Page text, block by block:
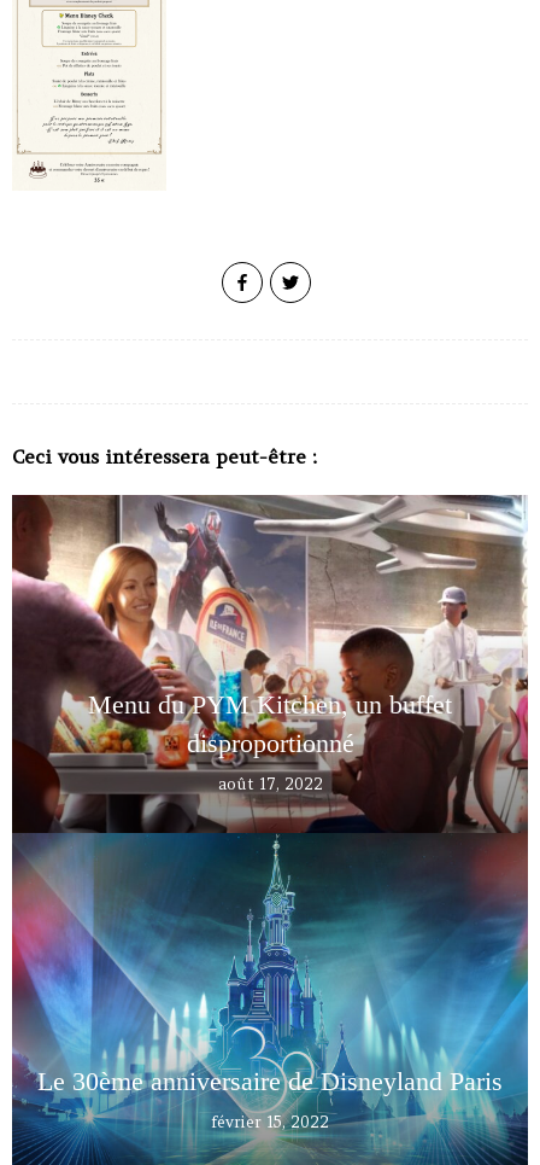
Ceci vous intéressera peut-être :
Menu du PYM Kitchen, un buffet
disproportionné
août 17, 2022
Le 30ème anniversaire de Disneyland Paris
février 15, 2022